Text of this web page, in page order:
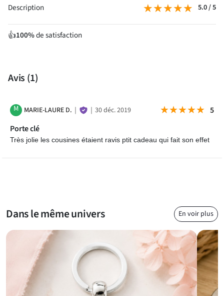
Description ★★★★★
★★★★★ 5.0 / 5
👍100%de satisfaction
Avis (1)
M MARIE-LAURE D. ｜ ｜ 30 déc. 2019 ★★★★★
★★★★★ 5
Porte clé
Très jolie les cousines étaient ravis ptit cadeau qui fait son effet
Dans le même univers En voir plus